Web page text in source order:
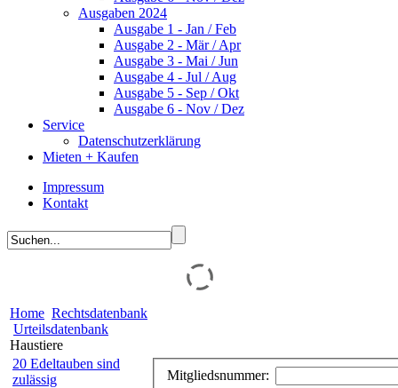
Ausgaben 2024
Ausgabe 1 - Jan / Feb
Ausgabe 2 - Mär / Apr
Ausgabe 3 - Mai / Jun
Ausgabe 4 - Jul / Aug
Ausgabe 5 - Sep / Okt
Ausgabe 6 - Nov / Dez
Service
Datenschutzerklärung
Mieten + Kaufen
Impressum
Kontakt
Home Rechtsdatenbank
Urteilsdatenbank
Haustiere
20 Edeltauben sind
zulässig
Mitgliedsnummer: